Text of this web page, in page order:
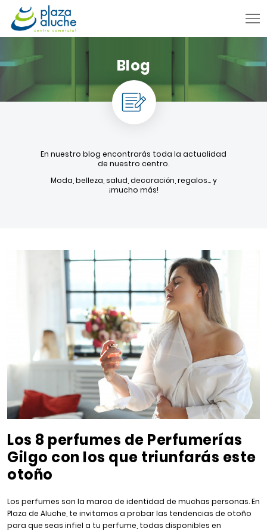
INFORMACIÓN PRÁCTICA
TIENDAS
CONTACTO
Blog
En nuestro blog encontrarás toda la actualidad
de nuestro centro.
Moda, belleza, salud, decoración, regalos… y
¡mucho más!
Los 8 perfumes de Perfumerías
Gilgo con los que triunfarás este
otoño
Los perfumes son la marca de identidad de muchas personas. En
Plaza de Aluche, te invitamos a probar las tendencias de otoño
para que seas infiel a tu perfume, todas disponibles en